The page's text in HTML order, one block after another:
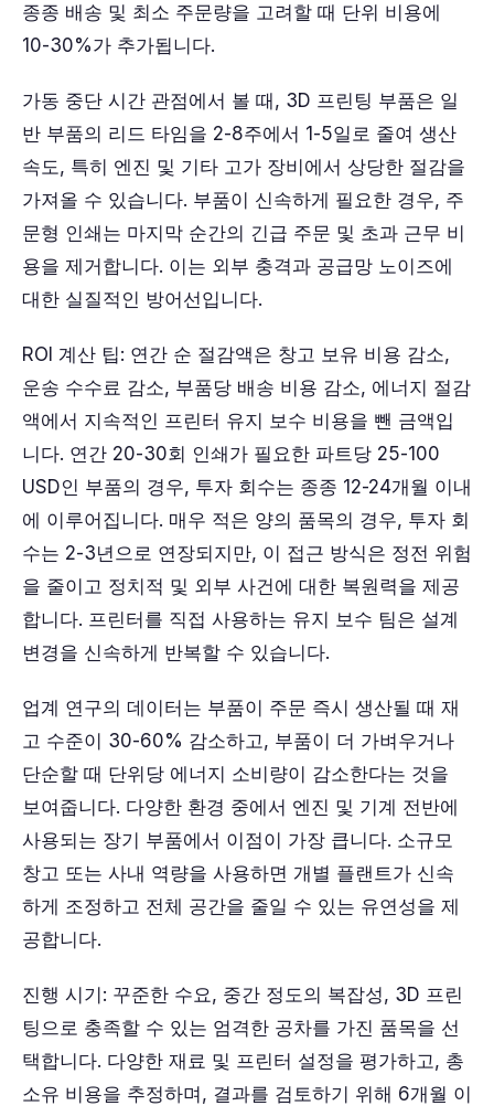
종종 배송 및 최소 주문량을 고려할 때 단위 비용에
10-30%가 추가됩니다.
가동 중단 시간 관점에서 볼 때, 3D 프린팅 부품은 일
반 부품의 리드 타임을 2-8주에서 1-5일로 줄여 생산
속도, 특히 엔진 및 기타 고가 장비에서 상당한 절감을
가져올 수 있습니다. 부품이 신속하게 필요한 경우, 주
문형 인쇄는 마지막 순간의 긴급 주문 및 초과 근무 비
용을 제거합니다. 이는 외부 충격과 공급망 노이즈에
대한 실질적인 방어선입니다.
ROI 계산 팁: 연간 순 절감액은 창고 보유 비용 감소,
운송 수수료 감소, 부품당 배송 비용 감소, 에너지 절감
액에서 지속적인 프린터 유지 보수 비용을 뺀 금액입
니다. 연간 20-30회 인쇄가 필요한 파트당 25-100
USD인 부품의 경우, 투자 회수는 종종 12-24개월 이내
에 이루어집니다. 매우 적은 양의 품목의 경우, 투자 회
수는 2-3년으로 연장되지만, 이 접근 방식은 정전 위험
을 줄이고 정치적 및 외부 사건에 대한 복원력을 제공
합니다. 프린터를 직접 사용하는 유지 보수 팀은 설계
변경을 신속하게 반복할 수 있습니다.
업계 연구의 데이터는 부품이 주문 즉시 생산될 때 재
고 수준이 30-60% 감소하고, 부품이 더 가벼우거나
단순할 때 단위당 에너지 소비량이 감소한다는 것을
보여줍니다. 다양한 환경 중에서 엔진 및 기계 전반에
사용되는 장기 부품에서 이점이 가장 큽니다. 소규모
창고 또는 사내 역량을 사용하면 개별 플랜트가 신속
하게 조정하고 전체 공간을 줄일 수 있는 유연성을 제
공합니다.
진행 시기: 꾸준한 수요, 중간 정도의 복잡성, 3D 프린
팅으로 충족할 수 있는 엄격한 공차를 가진 품목을 선
택합니다. 다양한 재료 및 프린터 설정을 평가하고, 총
소유 비용을 추정하며, 결과를 검토하기 위해 6개월 이